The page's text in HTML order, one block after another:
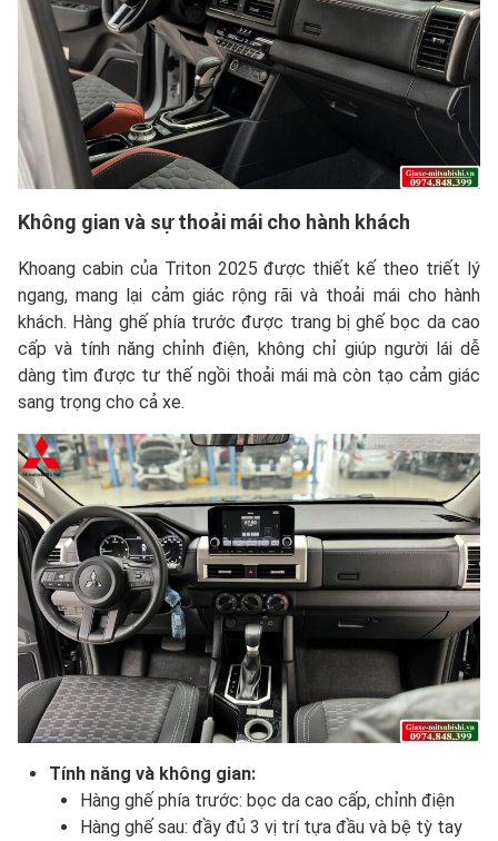
Không gian và sự thoải mái cho hành khách
Khoang cabin của Triton 2025 được thiết kế theo triết lý
ngang, mang lại cảm giác rộng rãi và thoải mái cho hành
khách. Hàng ghế phía trước được trang bị ghế bọc da cao
cấp và tính năng chỉnh điện, không chỉ giúp người lái dễ
dàng tìm được tư thế ngồi thoải mái mà còn tạo cảm giác
sang trọng cho cả xe.
Tính năng và không gian:
Hàng ghế phía trước: bọc da cao cấp, chỉnh điện
Hàng ghế sau: đầy đủ 3 vị trí tựa đầu và bệ tỳ tay